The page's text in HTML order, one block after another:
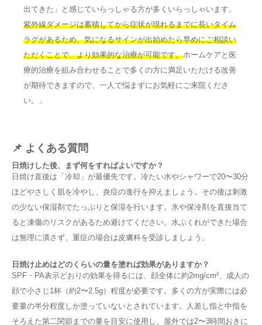
出てきた」と感じていらっしゃる方が多くいらっしゃいます。
紫外線ダメージは蓄積してから症状が現れるまでに長いタイム
ラグがあるため、気になるサインが出始めたら早めにご相談い
ただくことで、より効果的な治療が可能です。ホームケアと医
療的治療を組み合わせることで多くの方に満足いただける改善
が期待できますので、一人で悩まずにお気軽にご来院くださ
い。」
📌 よくある質問
日焼けした後、まず何をすればよいですか？
日焼け直後は「冷却」が最優先です。冷たい水やシャワーで20〜30分
ほどやさしく肌を冷やし、炎症の進行を抑えましょう。その後は刺激
の少ない保湿剤でたっぷりと保湿を行います。氷や保冷剤を直接当て
ると凍傷のリスクがあるため避けてください。水ぶくれができた場合
は無理に潰さず、重症の場合は皮膚科を受診しましょう。
日焼け止めはどのくらいの量を塗れば効果がありますか？
SPF・PA表示どおりの効果を得るには、顔全体に約2mg/cm²、成人の
顔で小さじ1杯（約2〜2.5g）程度が必要です。多くの方が実際には必
要量の半分程度しか塗っていないとされています。人差し指と中指を
そろえた第二関節までの量を目安に使用し、屋外では2〜3時間おきに